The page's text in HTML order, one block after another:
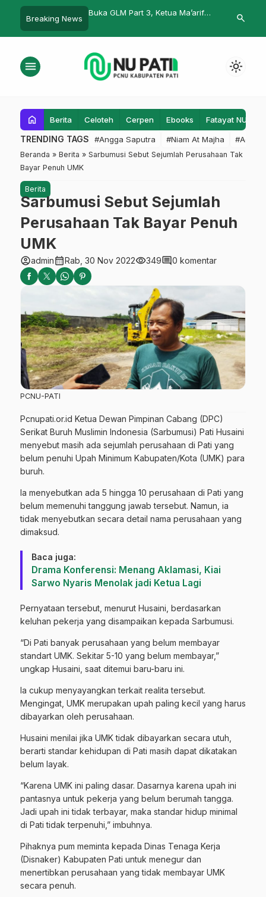
Breaking News
Buka GLM Part 3, Ketua Ma’arif
Peringati
Siraman
search
menu light_mode
home Berita Celoteh Cerpen Ebooks Fatayat NU
TRENDING TAGS #Angga Saputra #Niam At Majha #Admin
Beranda » Berita » Sarbumusi Sebut Sejumlah Perusahaan Tak
Bayar Penuh UMK
Berita
Sarbumusi Sebut Sejumlah
Perusahaan Tak Bayar Penuh
UMK
account_circleadmincalendar_monthRab, 30 Nov 2022visibility349comment0 komentar
PCNU-PATI
Pcnupati.or.id Ketua Dewan Pimpinan Cabang (DPC)
Serikat Buruh Muslimin Indonesia (Sarbumusi) Pati Husaini
menyebut masih ada sejumlah perusahaan di Pati yang
belum penuhi Upah Minimum Kabupaten/Kota (UMK) para
buruh.
Ia menyebutkan ada 5 hingga 10 perusahaan di Pati yang
belum memenuhi tanggung jawab tersebut. Namun, ia
tidak menyebutkan secara detail nama perusahaan yang
dimaksud.
Baca juga:
Drama Konferensi: Menang Aklamasi, Kiai
Sarwo Nyaris Menolak jadi Ketua Lagi
Pernyataan tersebut, menurut Husaini, berdasarkan
keluhan pekerja yang disampaikan kepada Sarbumusi.
“Di Pati banyak perusahaan yang belum membayar
standart UMK. Sekitar 5-10 yang belum membayar,”
ungkap Husaini, saat ditemui baru-baru ini.
Ia cukup menyayangkan terkait realita tersebut.
Mengingat, UMK merupakan upah paling kecil yang harus
dibayarkan oleh perusahaan.
Husaini menilai jika UMK tidak dibayarkan secara utuh,
berarti standar kehidupan di Pati masih dapat dikatakan
belum layak.
“Karena UMK ini paling dasar. Dasarnya karena upah ini
pantasnya untuk pekerja yang belum berumah tangga.
Jadi upah ini tidak terbayar, maka standar hidup minimal
di Pati tidak terpenuhi,” imbuhnya.
Pihaknya pum meminta kepada Dinas Tenaga Kerja
(Disnaker) Kabupaten Pati untuk menegur dan
menertibkan perusahaan yang tidak membayar UMK
secara penuh.